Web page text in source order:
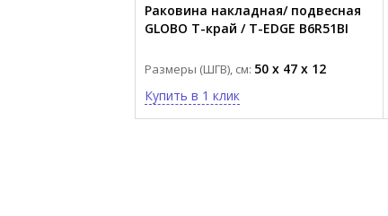
Раковина накладная/ подвесная
GLOBO Т-край / T-EDGE B6R51BI
Размеры (ШГВ), см: 50 x 47 x 12
Купить в 1 клик